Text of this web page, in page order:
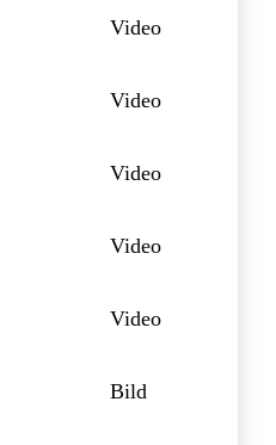
Video
Video
Video
Video
Video
Bild